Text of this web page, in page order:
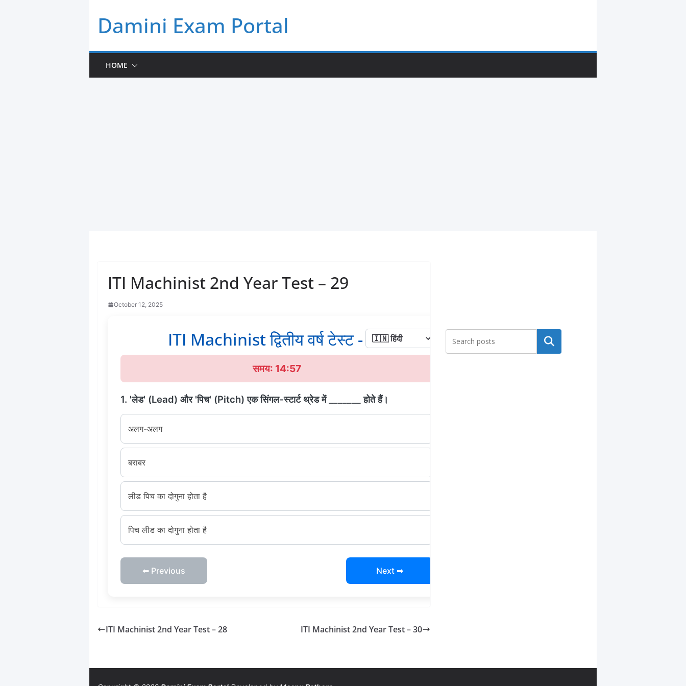
content
Damini Exam Portal
HOME
ITI Machinist 2nd Year Test – 29
October 12, 2025
ITI Machinist द्वितीय वर्ष टेस्ट - 29
समय: 14:56
1. 'लेड' (Lead) और 'पिच' (Pitch) एक सिंगल-स्टार्ट थ्रेड में _______ होते हैं।
अलग-अलग
बराबर
लीड पिच का दोगुना होता है
पिच लीड का दोगुना होता है
⬅ Previous Next ➡
ITI Machinist 2nd Year Test – 28 ITI Machinist 2nd Year Test – 30
Search